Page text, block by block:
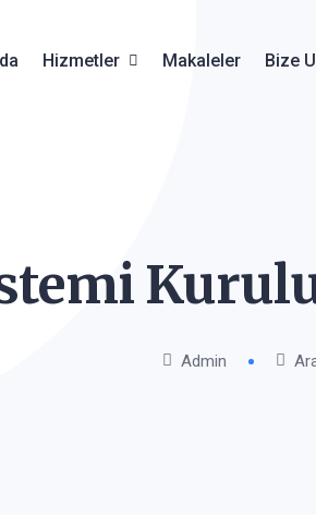
Hizmetler Makaleler Bize
Admin